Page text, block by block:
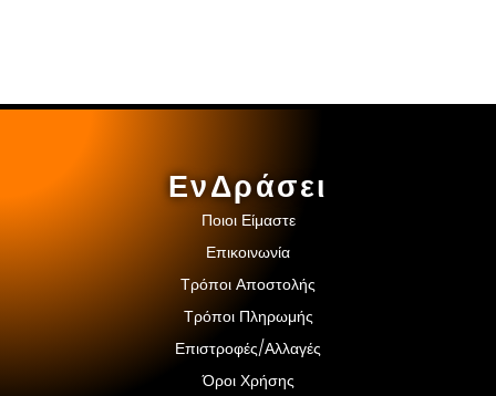
ΕνΔράσει
Ποιοι Είμαστε
Επικοινωνία
Τρόποι Αποστολής
Τρόποι Πληρωμής
Επιστροφές/Αλλαγές
Όροι Χρήσης